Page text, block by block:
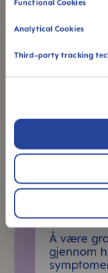
Functional Cookies
Analytical Cookies
Third-party tracking
MAM Blog
Gravid
Å være
gjennom